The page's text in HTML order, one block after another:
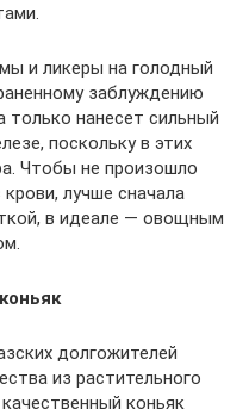
и ликеры на голодный
заблуждению
только нанесет сильный
поскольку в этих
Чтобы не произошло
лучше сначала
в идеале — овощным
долгожителей
из растительного
коньяк